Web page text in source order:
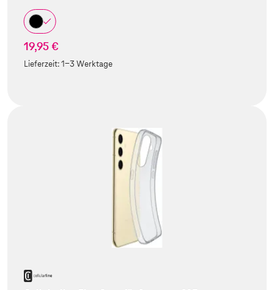
19,95 €
Lieferzeit:1-3 Werktage